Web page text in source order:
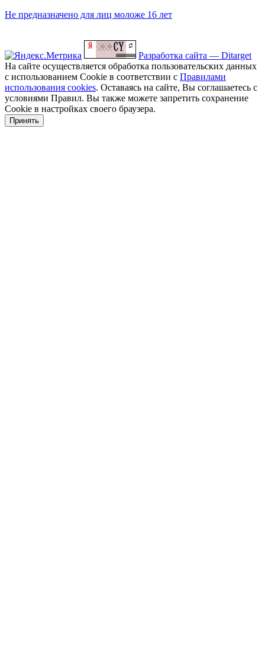
Не предназначено для лиц моложе 16 лет
Разработка сайта — Ditarget
На сайте осуществляется обработка пользовательских данных
с использованием Cookie в соответствии с Правилами
использования cookies. Оставаясь на сайте, Вы соглашаетесь с
условиями Правил. Вы также можете запретить сохранение
Cookie в настройках своего браузера.
Принять